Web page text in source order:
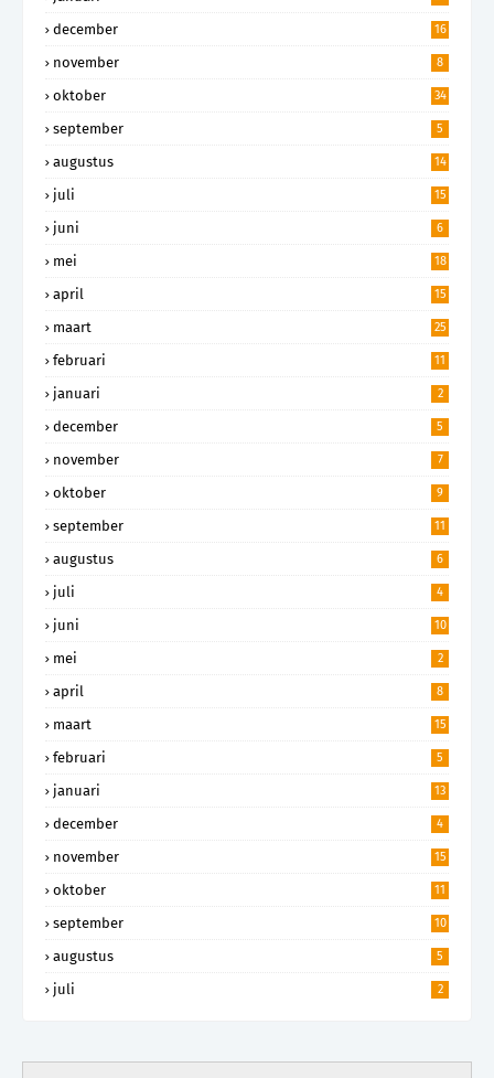
december 16
november 8
oktober 34
september 5
augustus 14
juli 15
juni 6
mei 18
april 15
maart 25
februari 11
januari 2
december 5
november 7
oktober 9
september 11
augustus 6
juli 4
juni 10
mei 2
april 8
maart 15
februari 5
januari 13
december 4
november 15
oktober 11
september 10
augustus 5
juli 2